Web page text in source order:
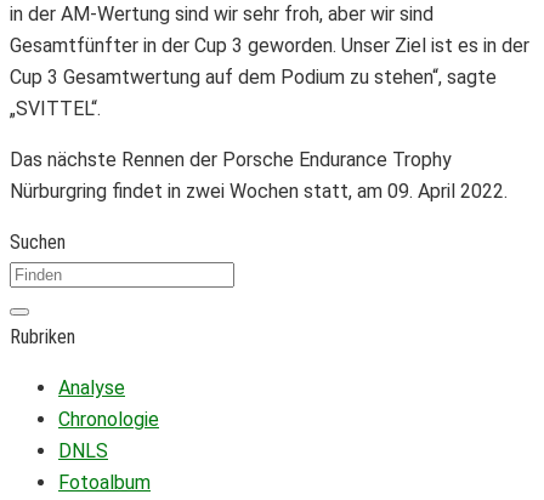
in der AM-Wertung sind wir sehr froh, aber wir sind
Gesamtfünfter in der Cup 3 geworden. Unser Ziel ist es in der
Cup 3 Gesamtwertung auf dem Podium zu stehen“, sagte
„SVITTEL“.
Das nächste Rennen der Porsche Endurance Trophy
Nürburgring findet in zwei Wochen statt, am 09. April 2022.
Suchen
Rubriken
Analyse
Chronologie
DNLS
Fotoalbum